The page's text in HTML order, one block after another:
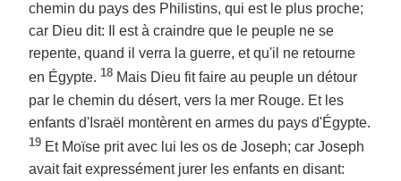
chemin du pays des Philistins, qui est le plus proche;
car Dieu dit: Il est à craindre que le peuple ne se
repente, quand il verra la guerre, et qu'il ne retourne
en Égypte. 18 Mais Dieu fit faire au peuple un détour
par le chemin du désert, vers la mer Rouge. Et les
enfants d'Israël montèrent en armes du pays d'Égypte.
19 Et Moïse prit avec lui les os de Joseph; car Joseph
avait fait expressément jurer les enfants en disant: